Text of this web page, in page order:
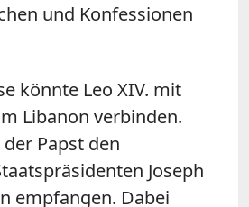
und Konfessionen
könnte Leo XIV. mit
Libanon verbinden.
Papst den
Joseph
empfangen. Dabei